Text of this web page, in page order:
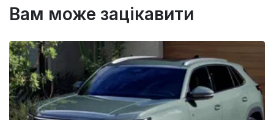
Вам може зацікавити